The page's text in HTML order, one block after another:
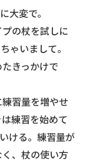
大変で。
の杖を試しに
ゃいまして。
きっかけで
習量を増やせ
練習を始めて
ける。練習量が
、杖の使い方